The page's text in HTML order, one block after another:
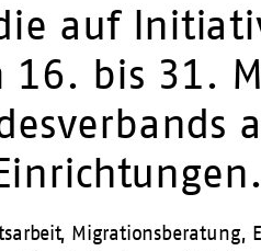
auf
16. bis 31.